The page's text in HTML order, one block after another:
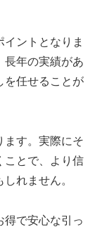
ントとなりま
長年の実績があ
を任せることが
ます。実際にそ
ことで、より信
れません。
得で安心な引っ